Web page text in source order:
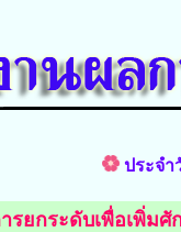
ประจำ
รยกระดับเพื่อเพิ่ม